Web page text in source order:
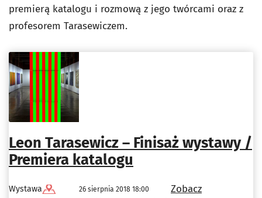
premierą katalogu i rozmową z jego twórcami oraz z
profesorem Tarasewiczem.
Leon Tarasewicz – Finisaż wystawy /
Premiera katalogu
Wystawa
26 sierpnia 2018 18:00
Zobacz